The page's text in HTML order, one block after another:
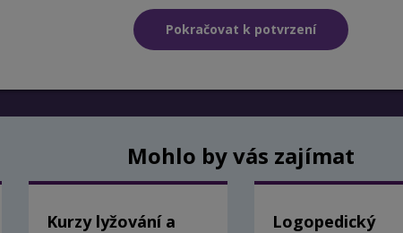
Mohlo by vás zajímat
Kurzy lyžování a
Logopedický